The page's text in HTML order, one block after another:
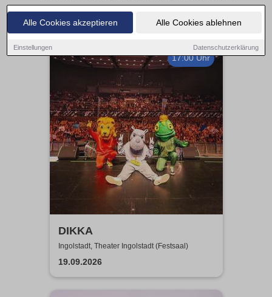
Alle Cookies akzeptieren Alle Cookies ablehnen
Einstellungen Datenschutzerklärung
17:00 Uhr
DIKKA
Ingolstadt, Theater Ingolstadt (Festsaal)
19.09.2026